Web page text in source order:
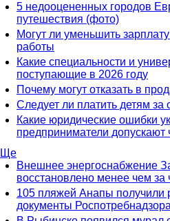
5 недооцененных городов
путешествия (фото)
Могут ли уменьшить
работы
Какие специальности и
поступающие в 2026 году
Почему могут отказать в
Следует ли платить детям за
Какие юридические ошибки
предприниматели допускают
Ще
Внешнее энергоснабжение
восстановлено менее чем за
105 пляжей Анапы получили
документы Роспотребнадзора